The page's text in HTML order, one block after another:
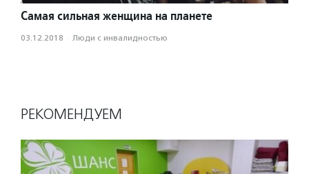
Самая сильная женщина на планете
03.12.2018 · Люди с инвалидностью
РЕКОМЕНДУЕМ